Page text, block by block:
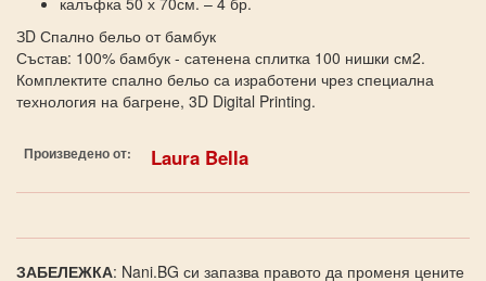
ЗD Спално бельо от бамбук
Състав: 100% бамбук - сатенена сплитка 100 нишки см2.
Комплектите спално бельо са изработени чрез специална
технология на багрене, 3D Digital Printing.
Произведено от: Laura Bella
ЗАБЕЛЕЖКА: Nani.BG си запазва правото да променя цените